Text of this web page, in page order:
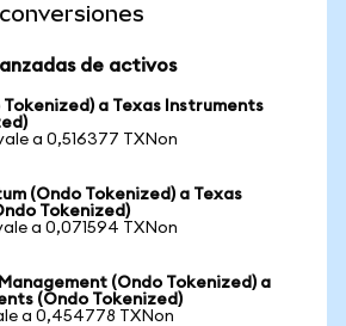
de activos
a Texas Instruments
a 0,516377 TXNon
(Ondo Tokenized) a Texas
Tokenized)
a 0,071594 TXNon
(Ondo Tokenized) a
(Ondo Tokenized)
a 0,454778 TXNon